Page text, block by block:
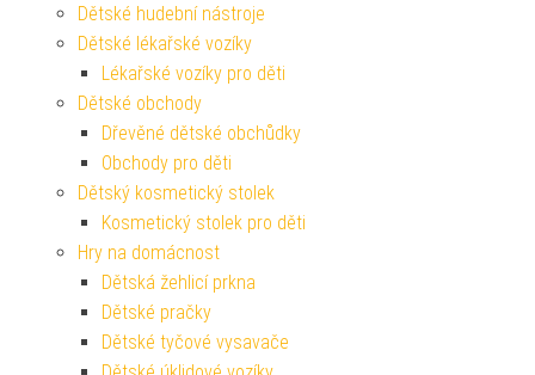
Dětské hudební nástroje
Dětské lékařské vozíky
Lékařské vozíky pro děti
Dětské obchody
Dřevěné dětské obchůdky
Obchody pro děti
Dětský kosmetický stolek
Kosmetický stolek pro děti
Hry na domácnost
Dětská žehlicí prkna
Dětské pračky
Dětské tyčové vysavače